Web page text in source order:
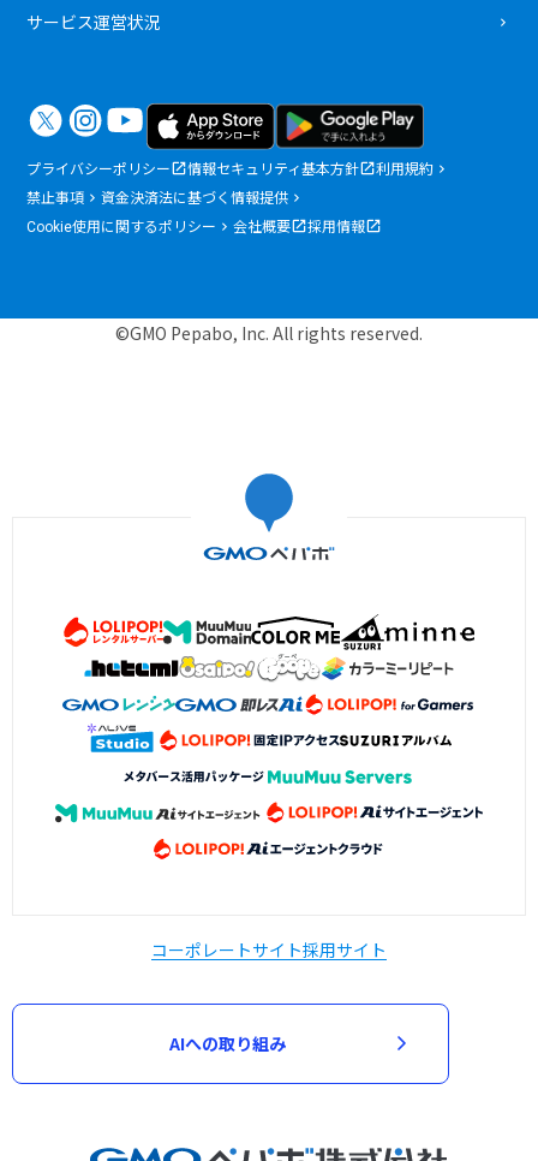
サービス運営状況
プライバシーポリシー 情報セキュリティ基本方針
利用規約
禁止事項
資金決済法に基づく情報提供
Cookie使用に関するポリシー
会社概要 採用情報
©GMO Pepabo, Inc. All rights reserved.
コーポレートサイト採用サイト
AIへの取り組み